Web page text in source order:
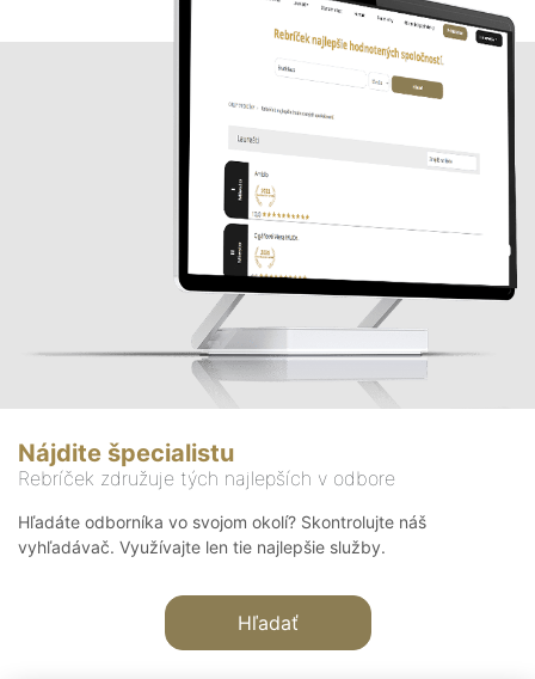
Nájdite špecialistu
Rebríček združuje tých najlepších v odbore
Hľadáte odborníka vo svojom okolí? Skontrolujte náš
vyhľadávač. Využívajte len tie najlepšie služby.
Hľadať